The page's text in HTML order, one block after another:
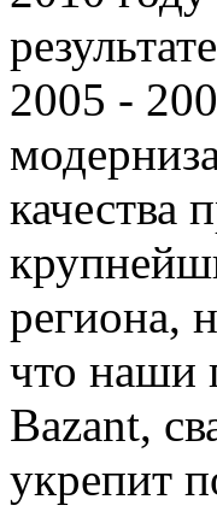
2005 -
качества
региона,
что наши
Bazant,
укрепит